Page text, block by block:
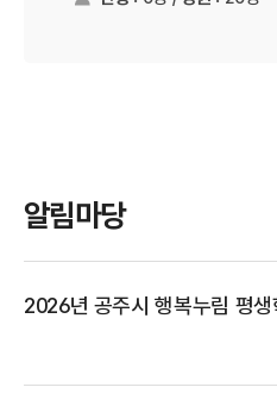
알림마당